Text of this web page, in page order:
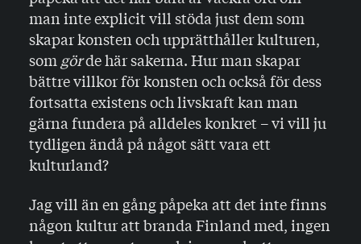
man inte explicit vill stöda just dem som
skapar konsten och upprätthåller kulturen,
som görde här sakerna. Hur man skapar
bättre villkor för konsten och också för dess
fortsatta existens och livskraft kan man
gärna fundera på alldeles konkret – vi vill ju
tydligen ändå på något sätt vara ett
kulturland?
Jag vill än en gång påpeka att det inte finns
någon kultur att branda Finland med, ingen